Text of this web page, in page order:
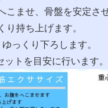
こませ、骨盤を安定さ
り持ち上げます。
っくり下ろします。
ットを目安に行います。